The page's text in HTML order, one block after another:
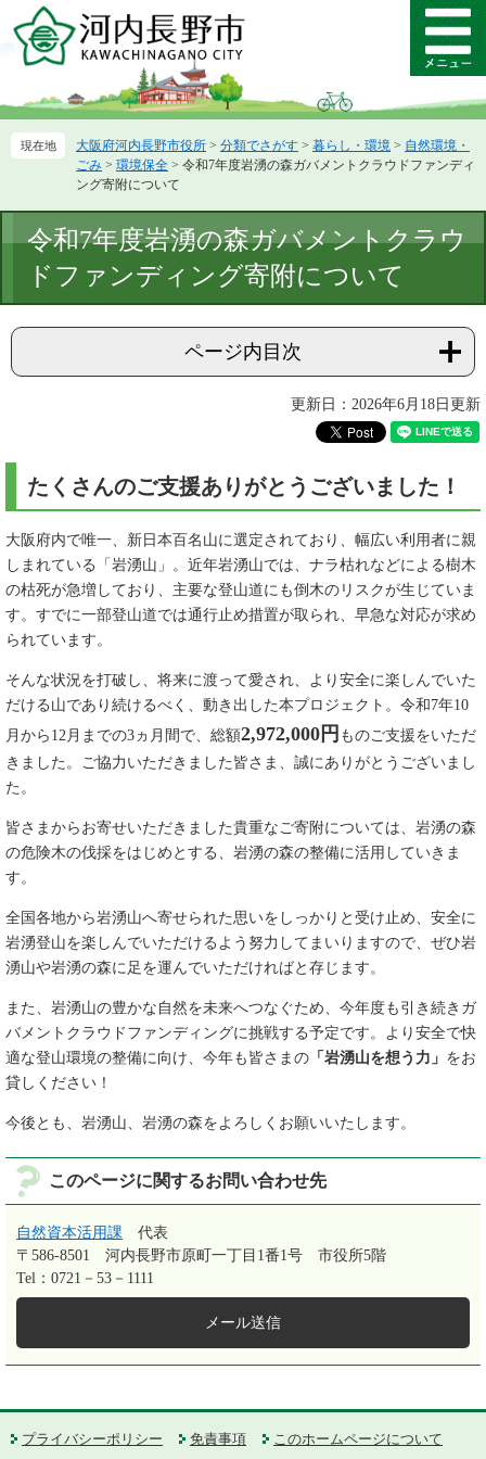
ー
先
ニ
を
本
文
メ
ニ
ー
大阪府河内長野市役所 > 分類でさがす > 暮らし・環境 > 自然環境・
ごみ > 環境保全 > 令和7年度岩湧の森ガバメントクラウドファンディ
ング寄附について
文
令和7年度岩湧の森ガバメントクラウ
ドファンディング寄附について
ページ内目次
更新日：2026年6月18日更新
たくさんのご支援ありがとうございました！
大阪府内で唯一、新日本百名山に選定されており、幅広い利用者に親
しまれている「岩湧山」。近年岩湧山では、ナラ枯れなどによる樹木
の枯死が急増しており、主要な登山道にも倒木のリスクが生じていま
す。すでに一部登山道では通行止め措置が取られ、早急な対応が求め
られています。
そんな状況を打破し、将来に渡って愛され、より安全に楽しんでいた
だける山であり続けるべく、動き出した本プロジェクト。令和7年10
月から12月までの3ヵ月間で、総額2,972,000円 ものご支援をいただ
きました。ご協力いただきました皆さま、誠にありがとうございまし
た。
皆さまからお寄せいただきました貴重なご寄附については、岩湧の森
の危険木の伐採をはじ​めとする、岩湧の森の整備に活用していきま
す。
全国各地から岩湧山へ寄せられた思いをしっかりと受け止め、安全に
岩湧登山を楽しんでいただけるよう努力してまいりますので、ぜひ岩
湧山​や岩湧の森に足を運んでいただければと存じます。
また、岩湧山の豊かな自然を未来へつなぐため、今年度も引き続きガ
バメントクラウドファンディングに挑戦する予定です。より安全で快
適な登山環境の整備に向け、今年も皆さまの 「岩湧山を想う力」 をお
貸しください！
今後とも、岩湧山、岩湧の森をよろしくお願いいたします。
このページに関するお問い合わせ先
自然資本活用課
代表
〒586-8501
河内長野市原町一丁目1番1号 市役所5階
Tel：0721－53－1111
メール送信
プライバシーポリシー 免責事項 このホームページについて